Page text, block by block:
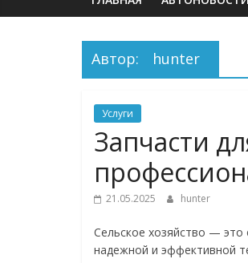
Автор: hunter
Услуги
Запчасти
21.05.2025 hunter
Сельское хозяйство — это
надежной и эффективной